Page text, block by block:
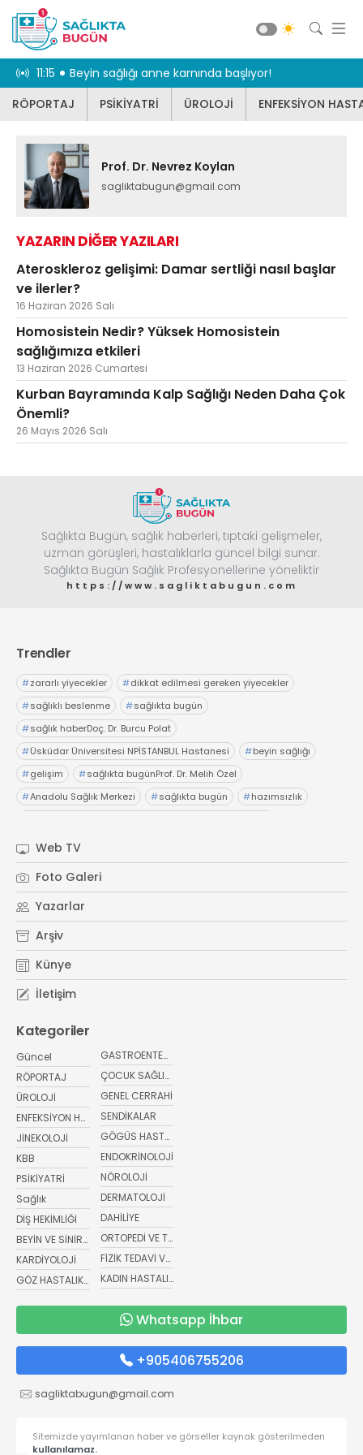
11:15 Beyin sağlığı anne karnında başlıyor!
RÖPORTAJ
PSİKİYATRİ ÜROLOJİ ENFEKSİYON
Prof. Dr. Nevrez Koylan
sagliktabugun@gmail.com
YAZARIN DİĞER YAZILARI
Ateroskleroz gelişimi: Damar sertliği nasıl başlar
ve ilerler?
16 Haziran 2026 Salı
Homosistein Nedir? Yüksek Homosistein
sağlığımıza etkileri
13 Haziran 2026 Cumartesi
Kurban Bayramında Kalp Sağlığı Neden Daha Çok
Önemli?
26 Mayıs 2026 Salı
Sağlıkta Bugün, sağlık haberleri, tıptaki gelişmeler,
uzman görüşleri, hastalıklarla güncel bilgi sunar.
Sağlıkta Bugün Sağlık Profesyonellerine yöneliktir
https://www.sagliktabugun.com
Trendler
#zararlı yiyecekler #dikkat edilmesi gereken yiyecekler
#sağlıklı beslenme #sağlıkta bugün
#sağlık haberDoç. Dr. Burcu Polat
#Üsküdar Üniversitesi NPİSTANBUL Hastanesi #beyin sağlığı
#gelişim #sağlıkta bugünProf. Dr. Melih Özel
#Anadolu Sağlık Merkezi #sağlıkta bugün #hazımsızlık
# Dr. İsmail Çalıkoğlu
#sağlıkta bugünElensilia Arbutin Serum #K-Land
Web TV
Foto Galeri
Yazarlar
Arşiv
Künye
İletişim
Kategoriler
Güncel
RÖPORTAJ
ÜROLOJİ
ENFEKSİYON HASTALIKLARI
JİNEKOLOJİ
KBB
PSİKİYATRİ
Sağlık
DİŞ HEKİMLİĞİ
BEYİN VE SİNİR CERRAHİSİ
KARDİYOLOJİ
GÖZ HASTALIKLARI
GASTROENTEROLOJİ
ÇOCUK SAĞLIĞI VE HASTALIKLARI
GENEL CERRAHİ
SENDİKALAR
GÖGÜS HASTALIKLARI
ENDOKRİNOLOJİ
NÖROLOJİ
DERMATOLOJİ
DAHİLİYE
ORTOPEDİ VE TRAVMATOLOJİ
FİZİK TEDAVİ VE REHABİLİTASYON
KADIN HASTALIKLARI VE DOĞUM
Whatsapp İhbar
+905406755206
sagliktabugun@gmail.com
Sitemizde yayımlanan haber ve görseller kaynak gösterilmeden
kullanılamaz.
RÖPORTAJ
ÜROLOJİ
ENFEKSİYON HASTALIKLARI
KBB
DİĞER
BEYİN VE SİNİR CERRAHİSİ
GÖZ HASTALIKLARI
SAĞLIK
SENDİKALAR
GÖGÜS HASTALIKLARI
DERMATOLOJİ
ENDOKRİNOLOJİ
FİZİK TEDAVİ VE REHABİLİTASYON
KADIN HASTALIKLARI VE DOĞUM
Web TV Galeri Yazarlar